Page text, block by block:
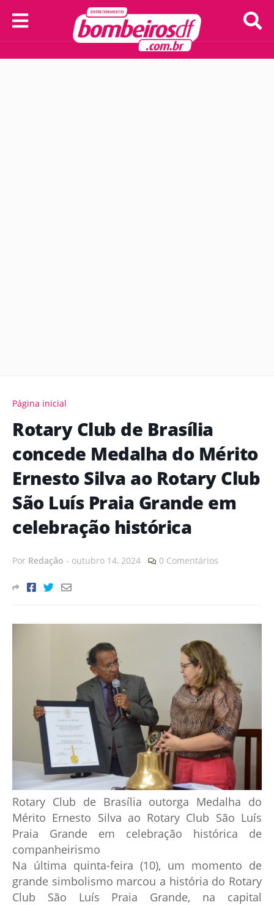
Página inicial
Rotary Club de Brasília
concede Medalha do Mérito
Ernesto Silva ao Rotary Club
São Luís Praia Grande em
celebração histórica
Por Redação - outubro 14, 2024 0 Comentários
Rotary Club de Brasília outorga Medalha do
Mérito Ernesto Silva ao Rotary Club São Luís
Praia Grande em celebração histórica de
companheirismo
Na última quinta-feira (10), um momento de
grande simbolismo marcou a história do Rotary
Club São Luís Praia Grande, na capital